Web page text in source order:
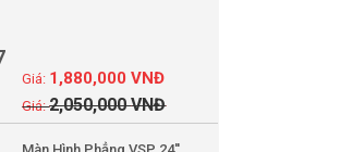
2,050,000VNĐ
1,880,000VNĐ